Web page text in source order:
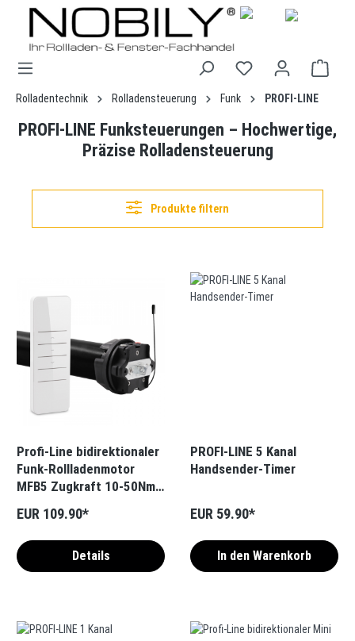
springen
Rolladentechnik Rolladensteuerung Funk PROFI-LINE
PROFI-LINE Funksteuerungen – Hochwertige,
Präzise Rolladensteuerung
Produkte filtern
Profi-Line bidirektionaler
Funk-Rollladenmotor
MFB5 Zugkraft 10-50Nm /
Kanal-Handsender
EUR 109.90*
Details
PROFI-LINE 5 Kanal
Handsender-Timer
EUR 59.90*
In den Warenkorb